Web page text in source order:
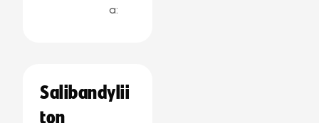
a:
Salibandylii
ton